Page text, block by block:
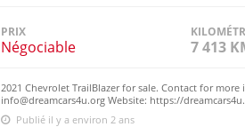
PRIX
Négociable 7 413
2021 Chevrolet TrailBlazer for sale. Contact for
info@dreamcars4u.org Website: https://
2710.
Publié il y a environ 2 ans